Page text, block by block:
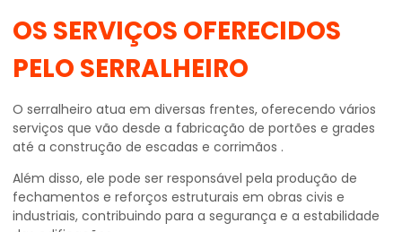
OS SERVIÇOS OFERECIDOS
PELO SERRALHEIRO
O serralheiro atua em diversas frentes, oferecendo vários
serviços que vão desde a fabricação de portões e grades
até a construção de escadas e corrimãos .
Além disso, ele pode ser responsável pela produção de
fechamentos e reforços estruturais em obras civis e
industriais, contribuindo para a segurança e a estabilidade